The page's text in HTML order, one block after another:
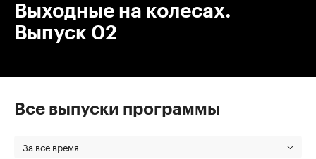
Выходные на колесах.
Выпуск 02
Все выпуски программы
За все время